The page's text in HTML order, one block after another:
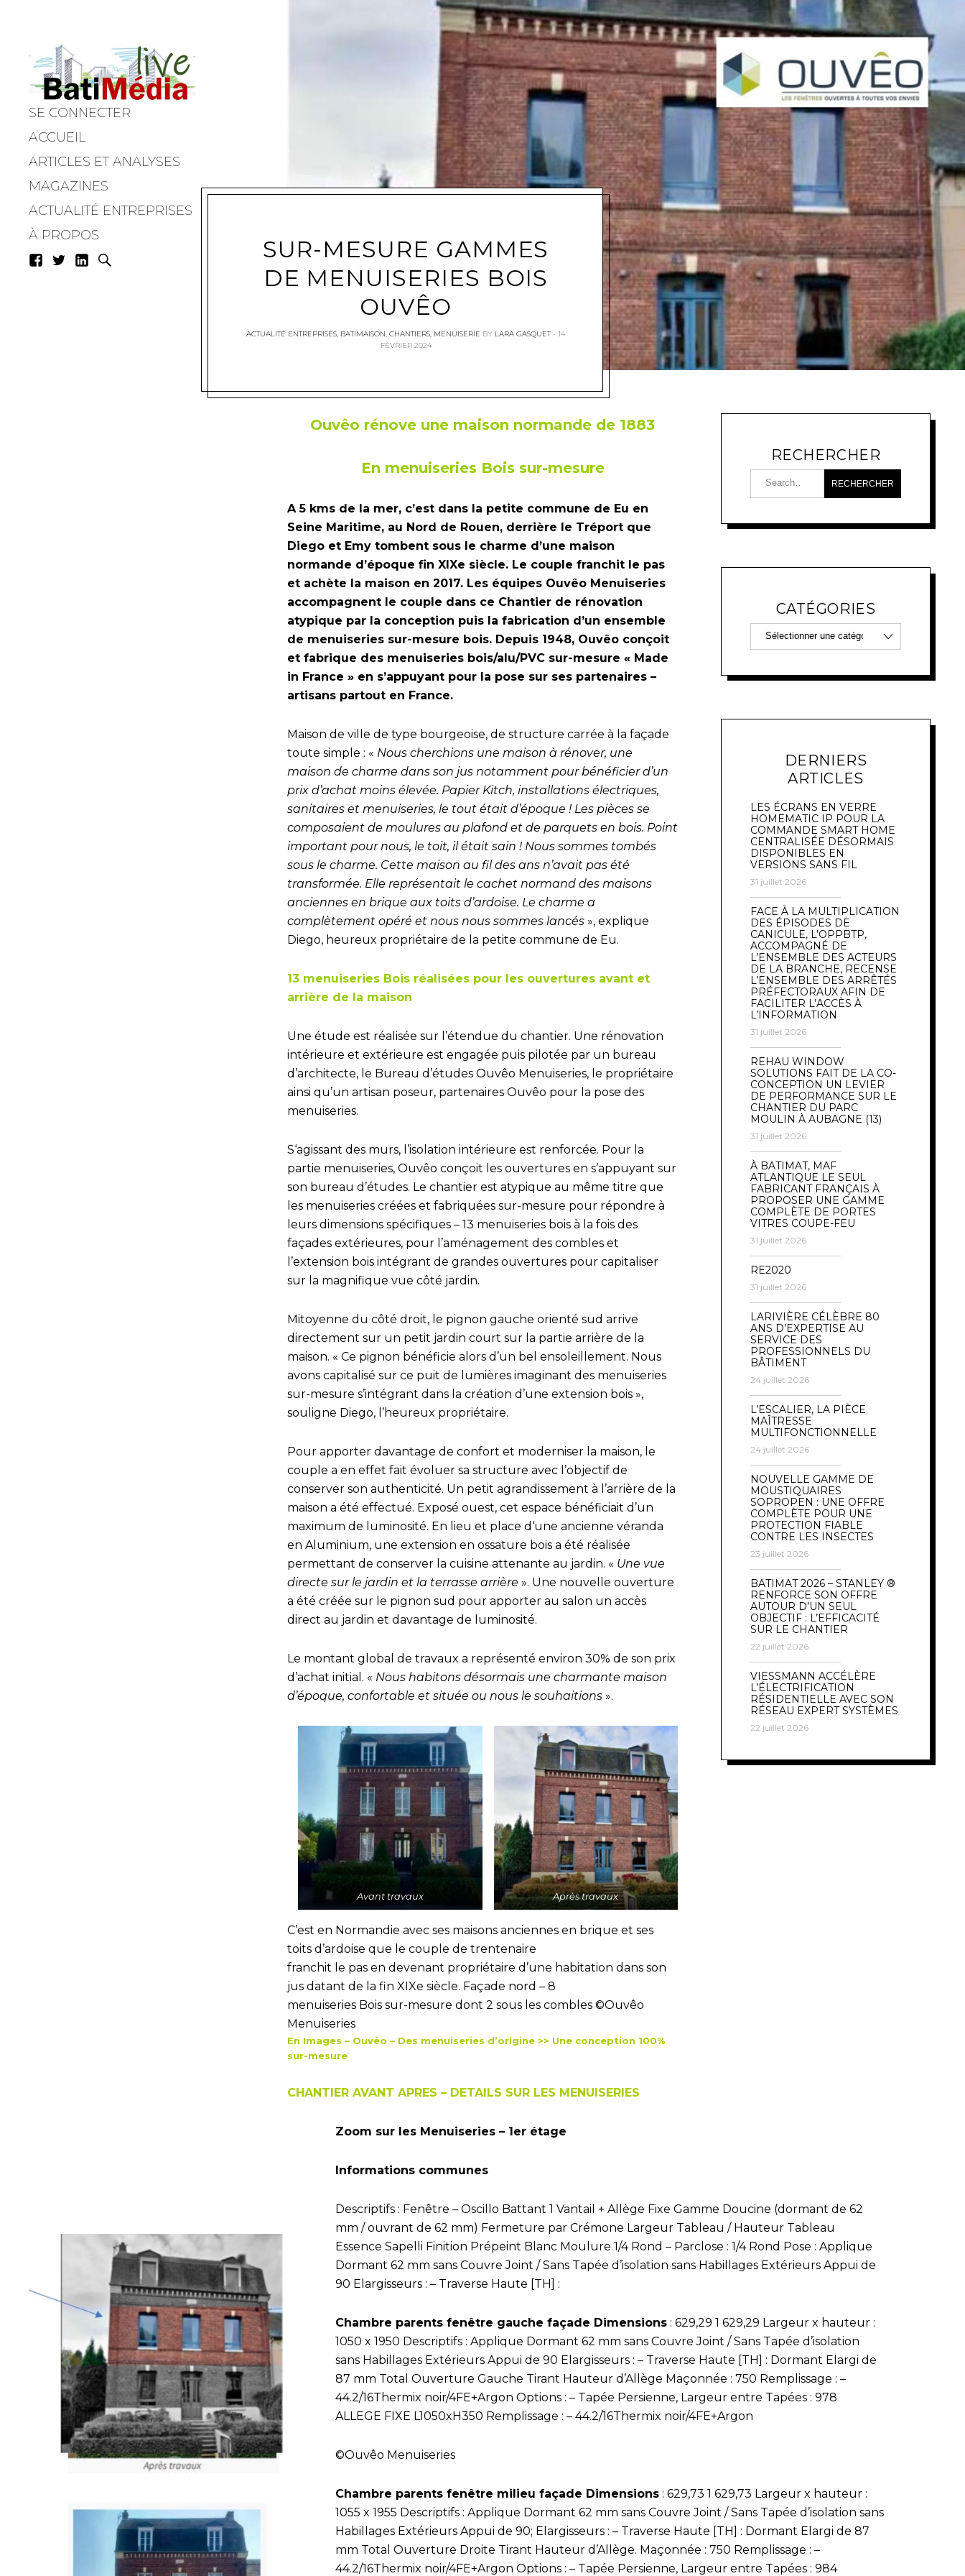
Batimedialive
SE CONNECTER
ACCUEIL
ARTICLES ET ANALYSES
MAGAZINES
ACTUALITÉ ENTREPRISES
À PROPOS
SUR-MESURE GAMMES
DE MENUISERIES BOIS
OUVÊO
ACTUALITÉ ENTREPRISES, BATIMAISON, CHANTIERS, MENUISERIE BY LARA GASQUET
14
FÉVRIER 2024
Ouvêo rénove une maison normande de 1883
En menuiseries Bois sur-mesure
A 5 kms de la mer, c’est dans la petite commune de Eu en
Seine Maritime, au Nord de Rouen, derrière le Tréport que
Diego et Emy tombent sous le charme d’une maison
normande d’époque fin XIXe siècle. Le couple franchit le pas
et achète la maison en 2017. Les équipes Ouvêo Menuiseries
accompagnent le couple dans ce Chantier de rénovation
atypique par la conception puis la fabrication d’un ensemble
de menuiseries sur-mesure bois. Depuis 1948, Ouvêo conçoit
et fabrique des menuiseries bois/alu/PVC sur-mesure « Made
in France » en s’appuyant pour la pose sur ses partenaires –
artisans partout en France.
Maison de ville de type bourgeoise, de structure carrée à la façade
toute simple : « Nous cherchions une maison à rénover, une
maison de charme dans son jus notamment pour bénéficier d’un
prix d’achat moins élevée. Papier Kitch, installations électriques,
sanitaires et menuiseries, le tout était d’époque ! Les pièces se
composaient de moulures au plafond et de parquets en bois. Point
important pour nous, le toit, il était sain ! Nous sommes tombés
sous le charme. Cette maison au fil des ans n’avait pas été
transformée. Elle représentait le cachet normand des maisons
anciennes en brique aux toits d’ardoise. Le charme a
complètement opéré et nous nous sommes lancés », explique
Diego, heureux propriétaire de la petite commune de Eu.
13 menuiseries Bois réalisées pour les ouvertures avant et
arrière de la maison
Une étude est réalisée sur l’étendue du chantier. Une rénovation
intérieure et extérieure est engagée puis pilotée par un bureau
d’architecte, le Bureau d’études Ouvêo Menuiseries, le propriétaire
ainsi qu’un artisan poseur, partenaires Ouvêo pour la pose des
menuiseries.
S‘agissant des murs, l’isolation intérieure est renforcée. Pour la
partie menuiseries, Ouvêo conçoit les ouvertures en s’appuyant sur
son bureau d’études. Le chantier est atypique au même titre que
les menuiseries créées et fabriquées sur-mesure pour répondre à
leurs dimensions spécifiques – 13 menuiseries bois à la fois des
façades extérieures, pour l’aménagement des combles et
l’extension bois intégrant de grandes ouvertures pour capitaliser
sur la magnifique vue côté jardin.
Mitoyenne du côté droit, le pignon gauche orienté sud arrive
directement sur un petit jardin court sur la partie arrière de la
maison. « Ce pignon bénéficie alors d’un bel ensoleillement. Nous
avons capitalisé sur ce puit de lumières imaginant des menuiseries
sur-mesure s’intégrant dans la création d’une extension bois »,
souligne Diego, l’heureux propriétaire.
Pour apporter davantage de confort et moderniser la maison, le
couple a en effet fait évoluer sa structure avec l’objectif de
conserver son authenticité. Un petit agrandissement à l’arrière de la
maison a été effectué. Exposé ouest, cet espace bénéficiait d’un
maximum de luminosité. En lieu et place d‘une ancienne véranda
en Aluminium, une extension en ossature bois a été réalisée
permettant de conserver la cuisine attenante au jardin. « Une vue
directe sur le jardin et la terrasse arrière ». Une nouvelle ouverture
a été créée sur le pignon sud pour apporter au salon un accès
direct au jardin et davantage de luminosité.
Le montant global de travaux a représenté environ 30% de son prix
d’achat initial. « Nous habitons désormais une charmante maison
d’époque, confortable et située ou nous le souhaitions ».
Avant travaux Après travaux
C’est en Normandie avec ses maisons anciennes en brique et ses
toits d’ardoise que le couple de trentenaire
franchit le pas en devenant propriétaire d’une habitation dans son
jus datant de la fin XIXe siècle. Façade nord – 8
menuiseries Bois sur-mesure dont 2 sous les combles ©Ouvêo
Menuiseries
En Images – Ouvêo – Des menuiseries d’origine >> Une conception 100%
sur-mesure
CHANTIER AVANT APRES – DETAILS SUR LES MENUISERIES
Zoom sur les Menuiseries – 1er étage
Informations communes
Descriptifs : Fenêtre – Oscillo Battant 1 Vantail + Allège Fixe Gamme Doucine (dormant de 62
mm / ouvrant de 62 mm) Fermeture par Crémone Largeur Tableau / Hauteur Tableau
Essence Sapelli Finition Prépeint Blanc Moulure 1/4 Rond – Parclose : 1/4 Rond Pose : Applique
Dormant 62 mm sans Couvre Joint / Sans Tapée d’isolation sans Habillages Extérieurs Appui de
90 Elargisseurs : – Traverse Haute [TH] :
Chambre parents fenêtre gauche façade Dimensions: 629,29 1 629,29 Largeur x hauteur :
1050 x 1950 Descriptifs : Applique Dormant 62 mm sans Couvre Joint / Sans Tapée d’isolation
sans Habillages Extérieurs Appui de 90 Elargisseurs : – Traverse Haute [TH] : Dormant Elargi de
87 mm Total Ouverture Gauche Tirant Hauteur d’Allège Maçonnée : 750 Remplissage : –
44.2/16Thermix noir/4FE+Argon Options : – Tapée Persienne, Largeur entre Tapées : 978
ALLEGE FIXE L1050xH350 Remplissage : – 44.2/16Thermix noir/4FE+Argon
©Ouvêo Menuiseries
Chambre parents fenêtre milieu façade Dimensions: 629,73 1 629,73 Largeur x hauteur :
1055 x 1955 Descriptifs : Applique Dormant 62 mm sans Couvre Joint / Sans Tapée d’isolation sans
Habillages Extérieurs Appui de 90; Elargisseurs : – Traverse Haute [TH] : Dormant Elargi de 87
mm Total Ouverture Droite Tirant Hauteur d’Allège. Maçonnée : 750 Remplissage : –
44.2/16Thermix noir/4FE+Argon Options : – Tapée Persienne, Largeur entre Tapées : 984
RECHERCHER
CATÉGORIES
DERNIERS
ARTICLES
LES ÉCRANS EN VERRE
HOMEMATIC IP POUR LA
COMMANDE SMART HOME
CENTRALISÉE DÉSORMAIS
DISPONIBLES EN
VERSIONS SANS FIL
31 juillet 2026
FACE À LA MULTIPLICATION
DES ÉPISODES DE
CANICULE, L’OPPBTP,
ACCOMPAGNÉ DE
L’ENSEMBLE DES ACTEURS
DE LA BRANCHE, RECENSE
L’ENSEMBLE DES ARRÊTÉS
PRÉFECTORAUX AFIN DE
FACILITER L’ACCÈS À
L’INFORMATION
31 juillet 2026
REHAU WINDOW
SOLUTIONS FAIT DE LA CO-
CONCEPTION UN LEVIER
DE PERFORMANCE SUR LE
CHANTIER DU PARC
MOULIN À AUBAGNE (13)
31 juillet 2026
À BATIMAT, MAF
ATLANTIQUE LE SEUL
FABRICANT FRANÇAIS À
PROPOSER UNE GAMME
COMPLÈTE DE PORTES
VITRES COUPE-FEU
31 juillet 2026
RE2020
31 juillet 2026
LARIVIÈRE CÉLÈBRE 80
ANS D’EXPERTISE AU
SERVICE DES
PROFESSIONNELS DU
BÂTIMENT
24 juillet 2026
L’ESCALIER, LA PIÈCE
MAÎTRESSE
MULTIFONCTIONNELLE
24 juillet 2026
NOUVELLE GAMME DE
MOUSTIQUAIRES
SOPROPEN : UNE OFFRE
COMPLÈTE POUR UNE
PROTECTION FIABLE
CONTRE LES INSECTES
23 juillet 2026
BATIMAT 2026 – STANLEY ®
RENFORCE SON OFFRE
AUTOUR D’UN SEUL
OBJECTIF : L’EFFICACITÉ
SUR LE CHANTIER
22 juillet 2026
VIESSMANN ACCÉLÈRE
L’ÉLECTRIFICATION
RÉSIDENTIELLE AVEC SON
RÉSEAU EXPERT SYSTÈMES
22 juillet 2026